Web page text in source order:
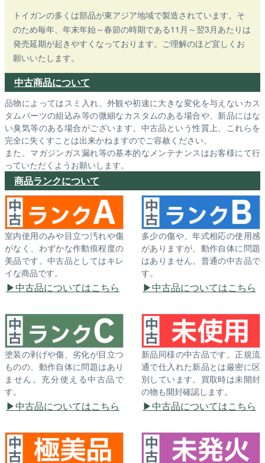
トイガンの多くは部品が東アジア地域で製造されています。そ
のため毎年、年末年始～春節の時期である11月～翌3月あたりは
発売延期が起きやすくなっております。ご理解のほど宜しくお
願いいたします。
中古商品について
品物によってはスミ入れ、外観や初速に大きな変化を与えないカス
タムパーツの組込み等の微細なカスタムのある場合や、新品にはな
い臭気等のある場合がございます。中古品という性質上、これらを
完全に失くすことは出来かねますのでご容赦ください。
また、マガジンガス漏れ等の基本的なメンテナンスはお客様にて行
っていただくようお願いします。
商品ランクについて
室内使用のみや目立つ汚れや傷
がなく、わずかな作動痕程度の
美品です。中古品としてはキレ
イな商品です。
中古品についてはこちら
多少の傷や、年式相応の使用感
がありますが、動作自体に問題
はありません。普通の中古品で
す。
中古品についてはこちら
塗装の剥げや傷、劣化が目立つ
ものの、動作自体に問題はあり
ません。充分使える中古品で
す。
中古品についてはこちら
新品同様の中古品です。正規流
通で仕入れた新品とは厳密に区
別しています。買取時は未開封
の物も開封確認します。
中古品についてはこちら